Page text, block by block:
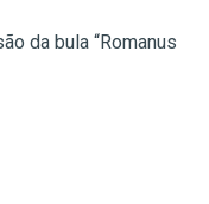
da bula “Romanus